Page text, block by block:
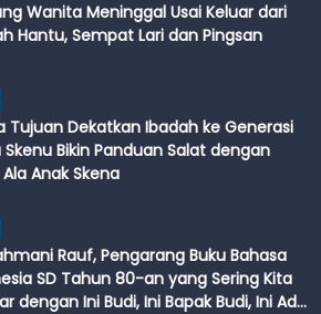
Wanita Meninggal Usai Keluar dari
Hantu, Sempat Lari dan Pingsan
Tujuan Dekatkan Ibadah ke Generasi
Skenu Bikin Panduan Salat dengan
Anak Skena
Rauf, Pengarang Buku Bahasa
SD Tahun 80-an yang Sering Kita
dengan Ini Budi, Ini Bapak Budi, Ini Adik